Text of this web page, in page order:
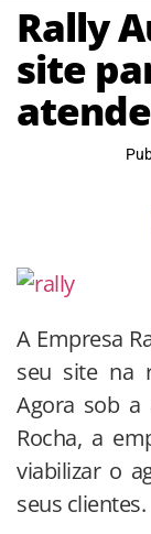
Rally
site
A Empresa
seu site na
Agora sob a
Rocha, a
viabilizar o
seus clientes.